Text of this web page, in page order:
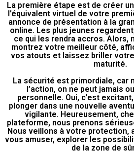
La première étape est de créer
l’équivalent virtuel de votre
annonce de présentation à la
online. Les plus jeunes
ce qui les rendra accros. Alors,
montrez votre meilleur côté,
vos atouts et laissez briller
maturité.
La sécurité est primordiale, car
l’action, on ne peut jamais
personnelle. Oui, c’est
plonger dans une nouvelle
vigilante. Heureusement,
plateforme, nous prenons
Nous veillons à votre protection,
vous amuser, explorer les
de la zone de